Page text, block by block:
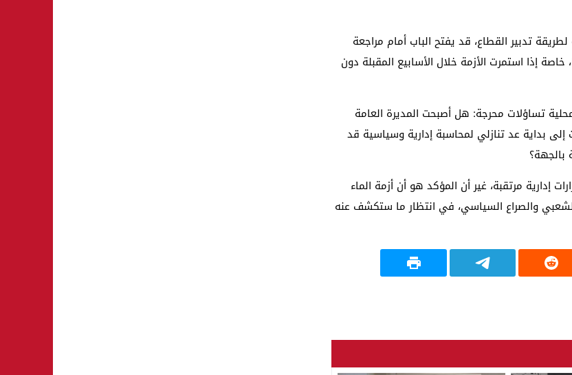
تدبير القطاع، قد يفتح الباب أمام مراجعة
إذا استمرت الأزمة خلال الأسابيع المقبلة دون
تساؤلات محرجة: هل أصبحت المديرة العامة
بداية عد تنازلي لمحاسبة إدارية وسياسية قد
إدارية مرتقبة، غير أن المؤكد هو أن أزمة الماء
والصراع السياسي، في انتظار ما ستكشف عنه